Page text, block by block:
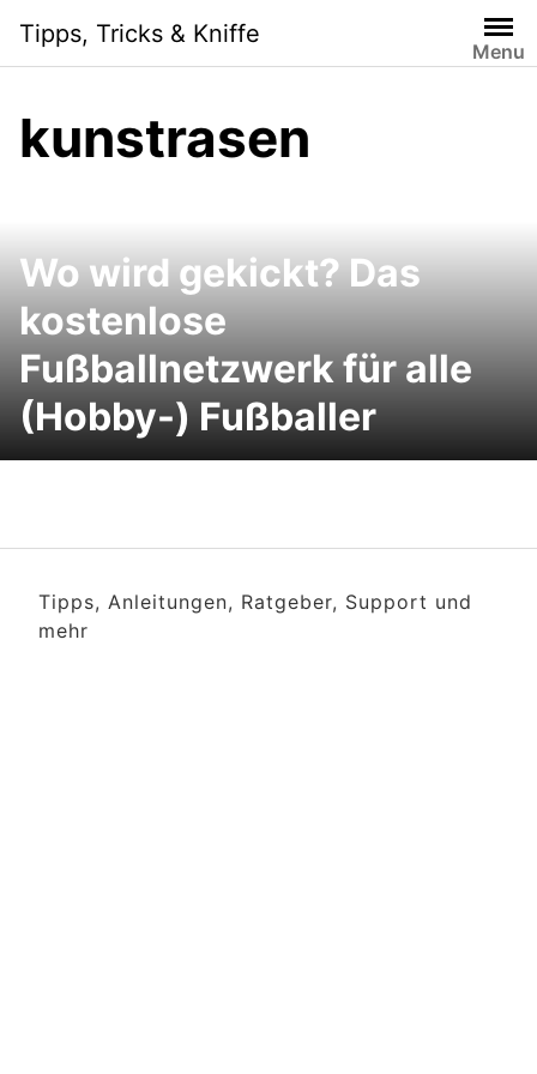
content
Tipps, Tricks & Kniffe
Menu
kunstrasen
Wo wird gekickt? Das
kostenlose
Fußballnetzwerk für alle
(Hobby-) Fußballer
Tipps, Anleitungen, Ratgeber, Support und
mehr